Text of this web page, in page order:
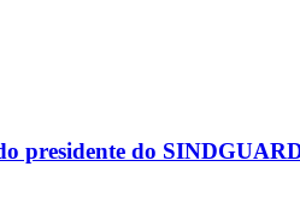
presidente do